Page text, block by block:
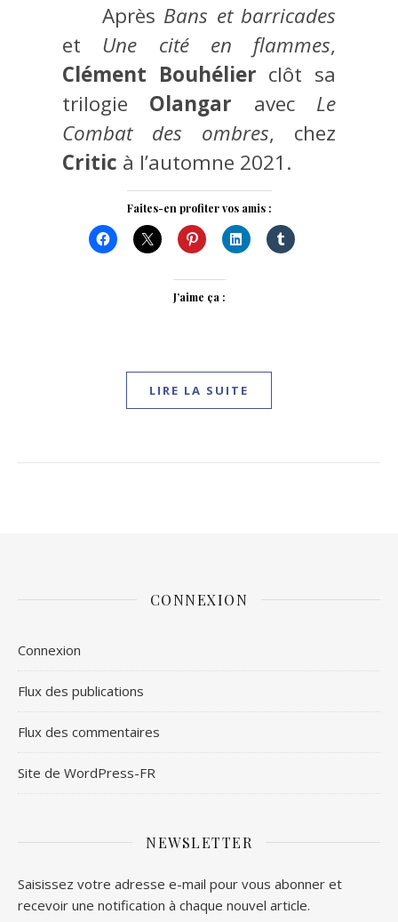
Après Bans et barricades
et Une cité en flammes,
Clément Bouhélier clôt sa
trilogie Olangar avec Le
Combat des ombres, chez
Critic à l’automne 2021.
Faites-en profiter vos amis :
J’aime ça :
LIRE LA SUITE
CONNEXION
Connexion
Flux des publications
Flux des commentaires
Site de WordPress-FR
NEWSLETTER
Saisissez votre adresse e-mail pour vous abonner et
recevoir une notification à chaque nouvel article.